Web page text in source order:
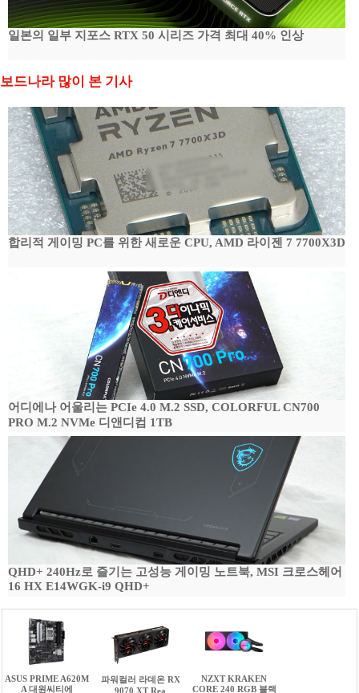
일본의 일부 지포스 RTX 50 시리즈 가격 최대 40% 인상
보드나라 많이 본 기사
합리적 게이밍 PC를 위한 새로운 CPU, AMD 라이젠 7 7700X3D
어디에나 어울리는 PCIe 4.0 M.2 SSD, COLORFUL CN700
PRO M.2 NVMe 디앤디컴 1TB
QHD+ 240Hz로 즐기는 고성능 게이밍 노트북, MSI 크로스헤어
16 HX E14WGK-i9 QHD+